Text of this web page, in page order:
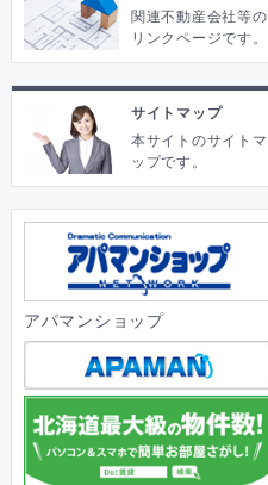
関連不動産会社等の
リンクページです。
サイトマップ
本サイトのサイトマ
ップです。
アパマンショップ